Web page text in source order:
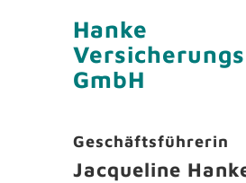
Hanke
GmbH
Geschäftsführerin
Jacqueline